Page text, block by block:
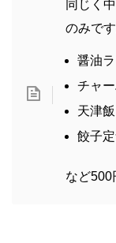
同じく
のみで
醤油
チャ
天津
餃子
など500